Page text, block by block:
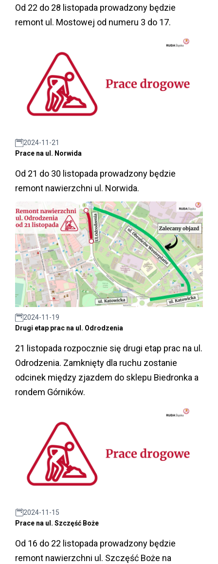
Od 22 do 28 listopada prowadzony będzie
remont ul. Mostowej od numeru 3 do 17.
2024-11-21
Prace na ul. Norwida
Od 21 do 30 listopada prowadzony będzie
remont nawierzchni ul. Norwida.
2024-11-19
Drugi etap prac na ul. Odrodzenia
21 listopada rozpocznie się drugi etap prac na ul.
Odrodzenia. Zamknięty dla ruchu zostanie
odcinek między zjazdem do sklepu Biedronka a
rondem Górników.
2024-11-15
Prace na ul. Szczęść Boże
Od 16 do 22 listopada prowadzony będzie
remont nawierzchni ul. Szczęść Boże na